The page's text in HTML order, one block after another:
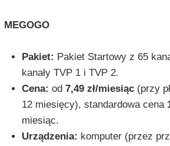
MEGOGO
Pakiet: Pakiet Startowy z 65
kanały TVP 1 i TVP 2.
Cena: od 7,49 zł/miesiąc(przy
12 miesięcy), standardowa cena
miesiąc.
Urządzenia: komputer (przez